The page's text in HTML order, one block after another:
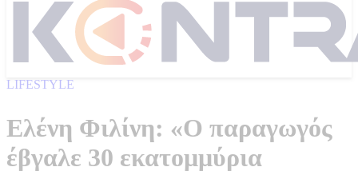
LIFESTYLE
Ελένη Φιλίνη: «Ο παραγωγός
έβγαλε 30 εκατομμύρια